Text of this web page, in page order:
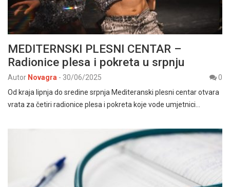
MEDITERNSKI PLESNI CENTAR –
Radionice plesa i pokreta u srpnju
Autor Novagra - 30/06/2025
0
Od kraja lipnja do sredine srpnja Mediteranski plesni centar otvara
vrata za četiri radionice plesa i pokreta koje vode umjetnici…